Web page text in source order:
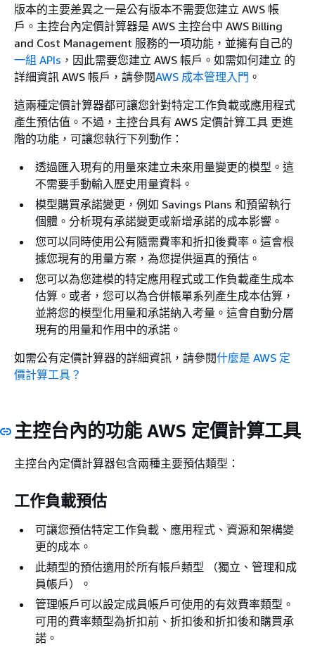
版本的主要差異之一是公有版本不需要您建立 AWS 帳
戶。主控台內定價計算器是 AWS 主控台中 AWS Billing
and Cost Management 服務的一項功能，並擁有自己的
一組 APIs ，因此需要您建立 AWS 帳戶。如需如何建立 的
詳細資訊 AWS 帳戶，請參閱AWS 成本管理入門 。
這兩種定價計算器都可讓您針對特定工作負載或應用程式
產生預估值。不過，主控台具有 AWS 定價計算工具 更進
階的功能，可讓您執行下列動作：
透過匯入現有的用量來建立未來用量變更的模型。這
不需要手動輸入歷史用量資料。
模型購買承諾變更，例如 Savings Plans 和預留執行
個體。分析現有承諾變更或新增承諾的成本影響。
您可以同時使用公有隨需費率和折扣後費率。這會根
據您現有的用量方案，為您提供逼真的預估。
您可以為您建模的特定應用程式或工作負載產生成本
估算。或者，您可以為合併帳單系列產生成本估算，
並將您的模型化用量和承諾納入考量。這會自動分層
現有的用量和作用中的承諾。
如需公有定價計算器的詳細資訊，請參閱什麼是 AWS 定
價計算工具？
主控台內的功能 AWS 定價計算工具
主控台內定價計算器包含兩種主要預估類型：
工作負載預估
可讓您預估特定工作負載、應用程式、資源和架構變
更的成本。
此類型的預估適用於所有帳戶類型 （獨立、管理和成
員帳戶）。
管理帳戶可以設定成員帳戶可使用的有效費率類型。
可用的費率類型為折扣前、折扣後和折扣後和購買承
諾。